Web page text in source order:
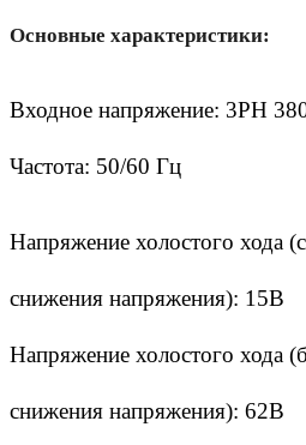
Основные характеристики:
Входное напряжение: 3PH
Частота: 50/60 Гц
Напряжение холостого хода
снижения напряжения): 15В
Напряжение холостого хода
снижения напряжения): 62В